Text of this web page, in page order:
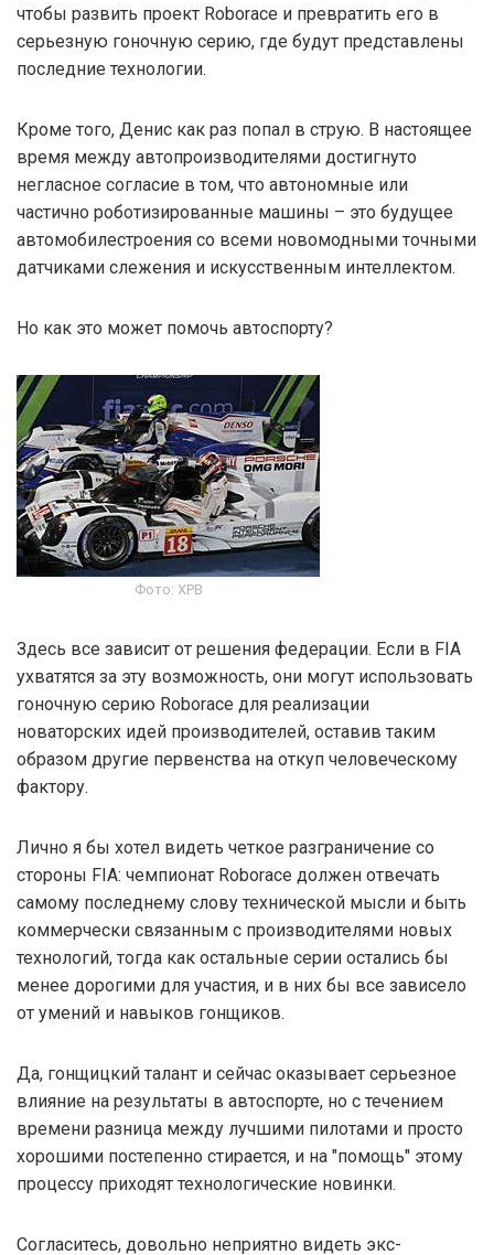
чтобы развить проект Roborace и превратить его в
серьезную гоночную серию, где будут представлены
последние технологии.
Кроме того, Денис как раз попал в струю. В настоящее
время между автопроизводителями достигнуто
негласное согласие в том, что автономные или
частично роботизированные машины – это будущее
автомобилестроения со всеми новомодными точными
датчиками слежения и искусственным интеллектом.
Но как это может помочь автоспорту?
Фото: XPB
Здесь все зависит от решения федерации. Если в FIA
ухватятся за эту возможность, они могут использовать
гоночную серию Roborace для реализации
новаторских идей производителей, оставив таким
образом другие первенства на откуп человеческому
фактору.
Лично я бы хотел видеть четкое разграничение со
стороны FIA: чемпионат Roborace должен отвечать
самому последнему слову технической мысли и быть
коммерчески связанным с производителями новых
технологий, тогда как остальные серии остались бы
менее дорогими для участия, и в них бы все зависело
от умений и навыков гонщиков.
Да, гонщицкий талант и сейчас оказывает серьезное
влияние на результаты в автоспорте, но с течением
времени разница между лучшими пилотами и просто
хорошими постепенно стирается, и на "помощь" этому
процессу приходят технологические новинки.
Согласитесь, довольно неприятно видеть экс-